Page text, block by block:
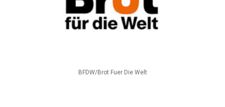
BFDW/Brot Fuer Die Welt